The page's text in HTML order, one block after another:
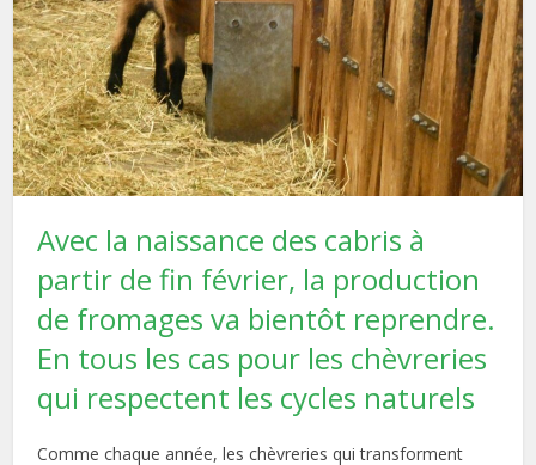
Avec la naissance des cabris à
partir de fin février, la production
de fromages va bientôt reprendre.
En tous les cas pour les chèvreries
qui respectent les cycles naturels
Comme chaque année, les chèvreries qui transforment